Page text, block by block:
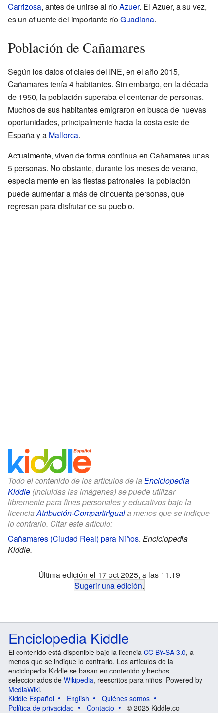
Carrizosa, antes de unirse al ríoAzuer. El Azuer, a su vez,
es un afluente del importante ríoGuadiana.
Población de Cañamares
Según los datos oficiales del INE, en el año 2015,
Cañamares tenía 4 habitantes. Sin embargo, en la década
de 1950, la población superaba el centenar de personas.
Muchos de sus habitantes emigraron en busca de nuevas
oportunidades, principalmente hacia la costa este de
España y a Mallorca.
Actualmente, viven de forma continua en Cañamares unas
5 personas. No obstante, durante los meses de verano,
especialmente en las fiestas patronales, la población
puede aumentar a más de cincuenta personas, que
regresan para disfrutar de su pueblo.
Todo el contenido de los artículos de la Enciclopedia
Kiddle (incluidas las imágenes) se puede utilizar
libremente para fines personales y educativos bajo la
licenciaAtribución-CompartirIguala menos que se indique
lo contrario. Citar este artículo:
Cañamares (Ciudad Real) para Niños. Enciclopedia
Kiddle.
Última edición el 17 oct 2025, a las 11:19
Sugerir una edición.
Enciclopedia Kiddle
El contenido está disponible bajo la licencia CC BY-SA 3.0, a
menos que se indique lo contrario. Los artículos de la
enciclopedia Kiddle se basan en contenido y hechos
seleccionados de Wikipedia, reescritos para niños. Powered by
MediaWiki.
Kiddle Español
English
Quiénes somos
Política de privacidad
Contacto © 2025 Kiddle.co